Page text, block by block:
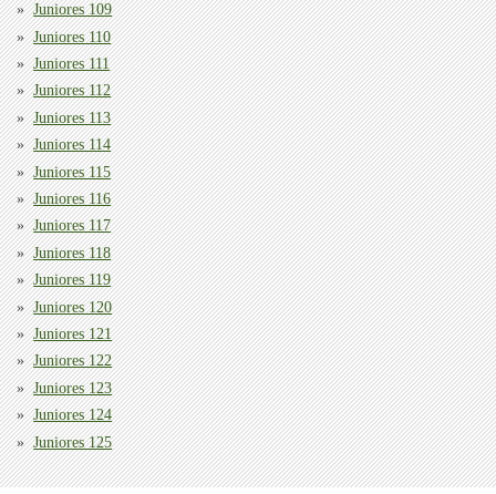
Juniores 109
Juniores 110
Juniores 111
Juniores 112
Juniores 113
Juniores 114
Juniores 115
Juniores 116
Juniores 117
Juniores 118
Juniores 119
Juniores 120
Juniores 121
Juniores 122
Juniores 123
Juniores 124
Juniores 125